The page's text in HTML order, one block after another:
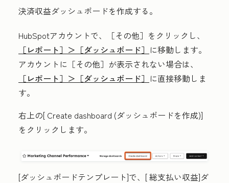
決済収益ダッシュボードを作成する。
HubSpotアカウントで、
［その他］をクリックし、
［レポート］＞ ［ダッシュボード］ に移動します。
アカウントに ［その他］が表示されない場合は、
［レポート］＞ ［ダッシュボード］ に直接移動しま
す。
右上の[ Create dashboard (ダッシュボードを作成)]
をクリックします。
[ダッシュボードテンプレート]で、[総支払い収益]ダ